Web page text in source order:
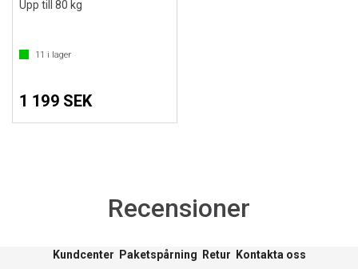
Upp till 80 kg
11 i lager
1 199 SEK
Recensioner
Kundcenter Paketspårning Retur Kontakta oss